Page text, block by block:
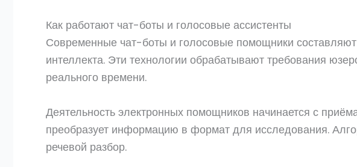
Как работают чат-боты и голосовые ассистенты
Современные чат-боты и голосовые помощники
интеллекта. Эти технологии обрабатывают требования
реального времени.
Деятельность электронных помощников начинается с
преобразует информацию в формат для исследования.
речевой разбор.